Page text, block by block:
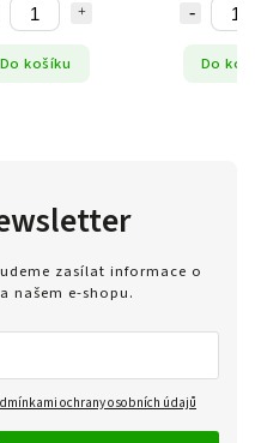
Do košíku Do
zasílat informace o
našem e-shopu.
ochrany osobních údajů